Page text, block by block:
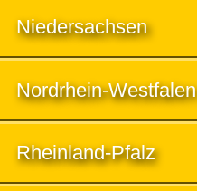
Niedersachsen
Nordrhein-Westfalen
Rheinland-Pfalz